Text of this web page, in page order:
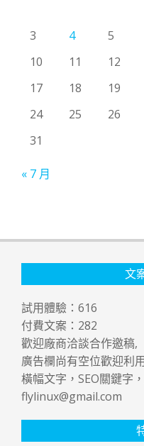
3
4 5
10
11 12
17
18 19
24
25 26
31
« 7 月
文
試用體驗： 616
付費文案： 282
歡迎廠商洽談合作邀稿,
廣告欄尚有空位歡迎利
橫幅文字，SEO關鍵字
flylinux@gmail.com